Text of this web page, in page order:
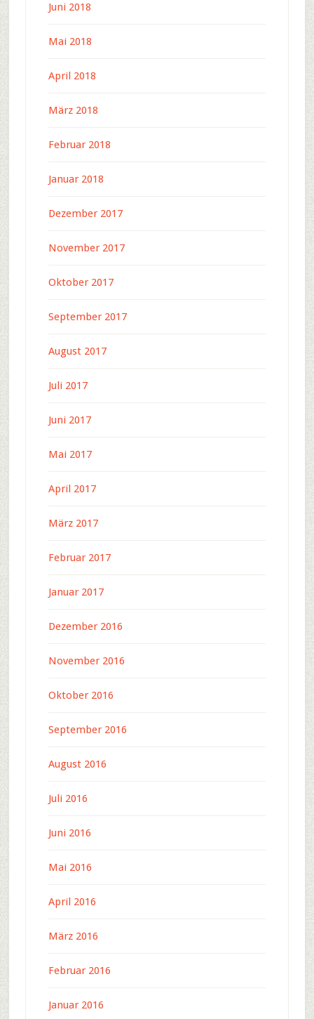
Juni 2018
Mai 2018
April 2018
März 2018
Februar 2018
Januar 2018
Dezember 2017
November 2017
Oktober 2017
September 2017
August 2017
Juli 2017
Juni 2017
Mai 2017
April 2017
März 2017
Februar 2017
Januar 2017
Dezember 2016
November 2016
Oktober 2016
September 2016
August 2016
Juli 2016
Juni 2016
Mai 2016
April 2016
März 2016
Februar 2016
Januar 2016